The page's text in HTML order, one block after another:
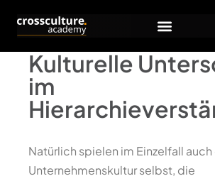
Kulturelle
im
Natürlich spielen im Einzelfall
Unternehmenskultur selbst, die